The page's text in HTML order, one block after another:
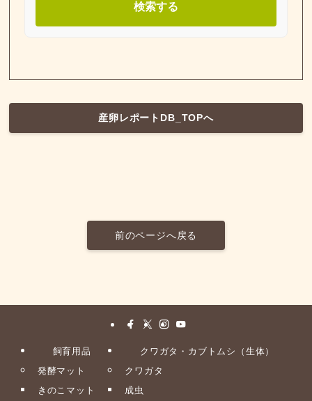
検索する
産卵レポートDB_TOPへ
前のページへ戻る
飼育用品
発酵マット
きのこマット
クワガタ・カブトムシ（生体）
クワガタ
成虫